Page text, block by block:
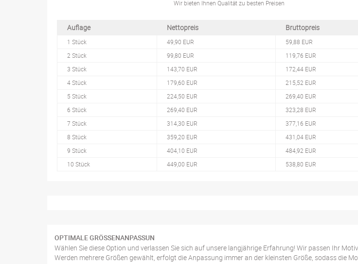
Wir bieten Ihnen Qualität zu besten Preisen
Auflage Nettopreis Bruttopreis
1 Stück 49,90 EUR
59,88 EUR
2 Stück
99,80 EUR
119,76 EUR
3 Stück
143,70 EUR
172,44 EUR
4 Stück
179,60 EUR
215,52 EUR
5 Stück
224,50 EUR
269,40 EUR
6 Stück
269,40 EUR
323,28 EUR
7 Stück
314,30 EUR
377,16 EUR
8 Stück
359,20 EUR
431,04 EUR
9 Stück
404,10 EUR
484,92 EUR
10 Stück
449,00 EUR 538,80 EUR
OPTIMALE GRÖSSENANPASSUN
Wählen Sie diese Option und verlassen Sie sich auf unsere langjährige Erfahrung! Wir passen Ihr
Werden mehrere Größen gewählt, erfolgt die Anpassung immer an der kleinsten Größe, sodass die